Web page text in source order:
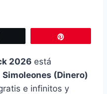
2026 está
Simoleones (Dinero)
e infinitos y